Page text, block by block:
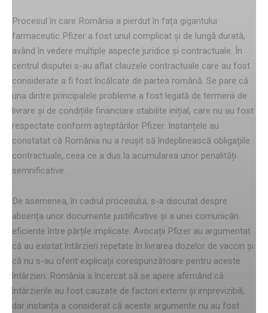
Procesul în care România a pierdut în fața gigantului
farmaceutic Pfizer a fost unul complicat și de lungă durată,
având în vedere multiple aspecte juridice și contractuale. În
centrul disputei s-au aflat clauzele contractuale care au fost
considerate a fi fost încălcate de partea română. Se pare că
una dintre principalele probleme a fost legată de termenii de
livrare și de condițiile financiare stabilite inițial, care nu au fost
respectate conform așteptărilor Pfizer. Instanțele au
constatat că România nu a reușit să îndeplinească obligațiile
contractuale, ceea ce a dus la acumularea unor penalități
semnificative.
De asemenea, în cadrul procesului, s-a discutat despre
absența unor documente justificative și a unei comunicări
eficiente între părțile implicate. Avocații Pfizer au argumentat
că au existat întârzieri repetate în livrarea dozelor de vaccin și
că nu s-au oferit explicații corespunzătoare pentru aceste
întârzieri. România a încercat să se apere afirmând că
întârzierile au fost cauzate de factori externi și imprevizibili,
dar instanța a considerat că aceste argumente nu au fost